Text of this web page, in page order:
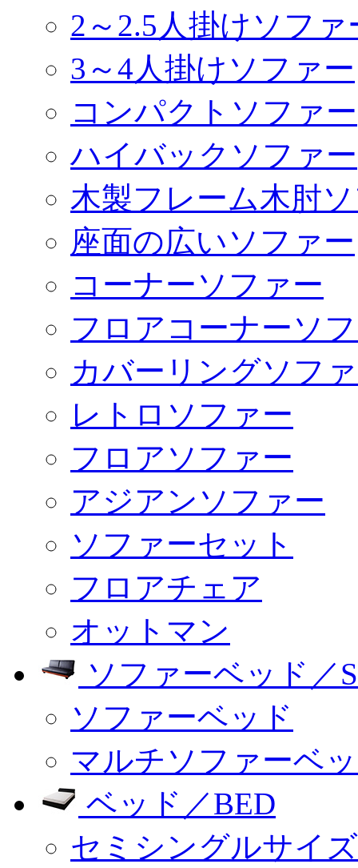
2～2.5人掛けソファ
3～4人掛けソファー
コンパクトソファー
ハイバックソファー
木製フレーム木肘
座面の広いソファー
コーナーソファー
フロアコーナーソ
カバーリングソフ
レトロソファー
フロアソファー
アジアンソファー
ソファーセット
フロアチェア
オットマン
ソファーベッド／
ソファーベッド
マルチソファーベ
ベッド／BED
セミシングルサイ